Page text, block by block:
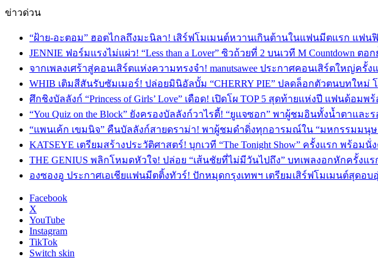
ข่าวด่วน
“ฝ้าย-อะตอม” ฮอตไกลถึงมะนิลา! เสิร์ฟโมเมนต์หวานเกินต้านในแฟนมีตแรก แฟ
JENNIE ฟอร์มแรงไม่แผ่ว! “Less than a Lover” ซิวถ้วยที่ 2 บนเวที M Countdown ต
จากเพลงเศร้าสู่คอนเสิร์ตแห่งความทรงจำ! manutsawee ประกาศคอนเสิร์ตใหญ่ครั้
WHIB เติมสีสันรับซัมเมอร์! ปล่อยมินิอัลบั้ม “CHERRY PIE” ปลดล็อกตัวตนบทใหม่
ศึกชิงบัลลังก์ “Princess of Girls’ Love” เดือด! เปิดโผ TOP 5 สุดท้ายแห่งปี แฟนด้อมพ
“You Quiz on the Block” ยังครองบัลลังก์วาไรตี้! “ยูแจซอก” พาผู้ชมอินทั้งน้ำตาแ
“แพนเค้ก เขมนิจ” คืนบัลลังก์สายดราม่า! พาผู้ชมดำดิ่งทุกอารมณ์ใน “มหกรรมมนุ
KATSEYE เตรียมสร้างประวัติศาสตร์! บุกเวที “The Tonight Show” ครั้งแรก พร้อมนั่
THE GENIUS พลิกโหมดหัวใจ! ปล่อย “เส้นชัยที่ไม่มีวันไปถึง” บทเพลงอกหักครั้งแ
องซองอู ประกาศเอเชียแฟนมีตติ้งทัวร์! ปักหมุดกรุงเทพฯ เตรียมเสิร์ฟโมเมนต์สุดอบ
Facebook
X
YouTube
Instagram
TikTok
Switch skin